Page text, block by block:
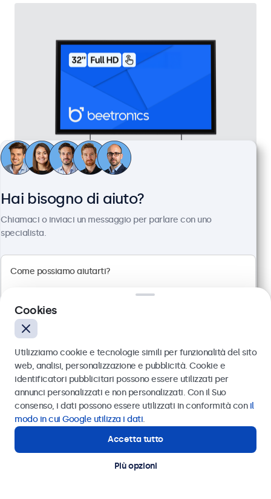
Touchscreen 32 Pollici Metallo
32TS7M
100+ pezzi disponibili
Pannello multi-touch Full HD
Montaggio: scrivania, parete, incasso
Dimensioni esterne: 745 x 440 x 46 mm
€ 699,00
Visualizza
Aggiungi al carrello
Display POS per ogni applicazione
Questi monitor e touchscreen sono appositamente
progettati per sistemi di punti vendita, chioschi e
soluzioni di self-checkout. Con ampie opzioni di
Hai bisogno di aiuto?
Chiamaci o inviaci un messaggio per parlare con uno
specialista.
Inviare
Oppure chiamaci al
Contatta i nostri esperti
Cookies
Utilizziamo cookie e tecnologie simili per funzionalità del sito
web, analisi, personalizzazione e pubblicità. Cookie e
identificatori pubblicitari possono essere utilizzati per
annunci personalizzati e non personalizzati. Con il Suo
consenso, i dati possono essere utilizzati in conformità con il
modo in cui Google utilizza i dati.
Accetta tutto
Più opzioni